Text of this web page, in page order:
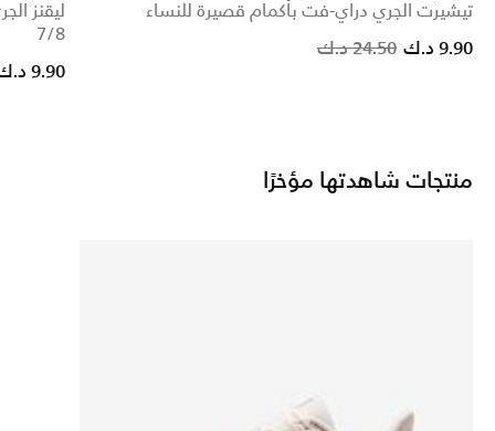
تيشيرت الجري دراي-فت بأكمام قصيرة للنساء
Price reduced from
24.50 د.ك
to 9.90 د.ك
ليقنز
7/8
9.90 د.ك
منتجات شاهدتها مؤخرًا